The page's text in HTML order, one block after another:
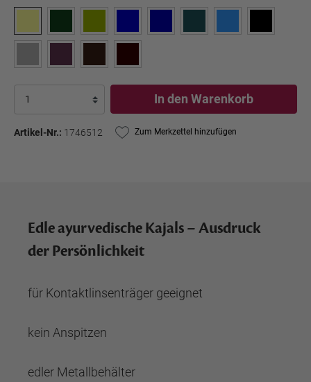
In den Warenkorb
Artikel-Nr.: 1746512 Zum Merkzettel hinzufügen
Edle ayurvedische Kajals – Ausdruck
der Persönlichkeit
für Kontaktlinsenträger geeignet
kein Anspitzen
edler Metallbehälter